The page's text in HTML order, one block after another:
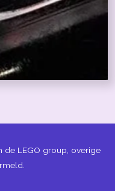
de LEGO group, overige